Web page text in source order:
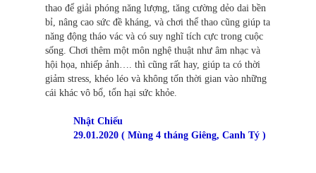
thao để giải phóng năng lượng, tăng cường dẻo dai bền
bỉ, nâng cao sức đề kháng, và chơi thể thao cũng giúp ta
năng động tháo vác và có suy nghĩ tích cực trong cuộc
sống. Chơi thêm một môn nghệ thuật như âm nhạc và
hội họa, nhiếp ảnh…. thì cũng rất hay, giúp ta có thời
giảm stress, khéo léo và không tốn thời gian vào những
cái khác vô bổ, tổn hại sức khỏe.
Nhật Chiếu
29.01.2020 ( Mùng 4 tháng Giêng, Canh Tý )